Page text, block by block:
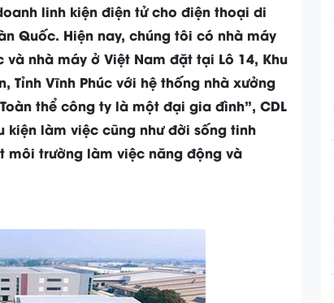
linh kiện điện tử cho điện thoại di
Quốc. Hiện nay, chúng tôi có nhà máy
nhà máy ở Việt Nam đặt tại Lô 14, Khu
Tỉnh Vĩnh Phúc với hệ thống nhà xưởng
thể công ty là một đại gia đình”, CDL
làm việc cũng như đời sống tinh
môi trường làm việc năng động và